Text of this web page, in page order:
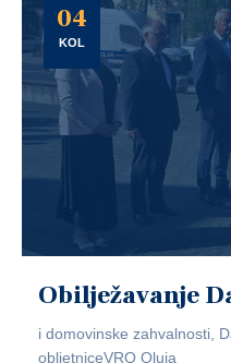
04
KOL
Obilježavanje
i domovinske zahvalnosti,
obljetniceVRO Oluja